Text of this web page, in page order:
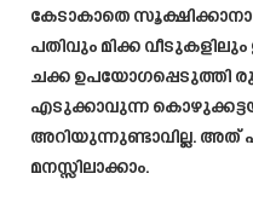
കേടാകാതെ
പതിവും മിക്ക
ചക്ക ഉപയോഗപ്പെടുത്തി
എടുക്കാവുന്ന
അറിയുന്നുണ്ടാവില്ല. അത്
മനസ്സിലാക്കാം.